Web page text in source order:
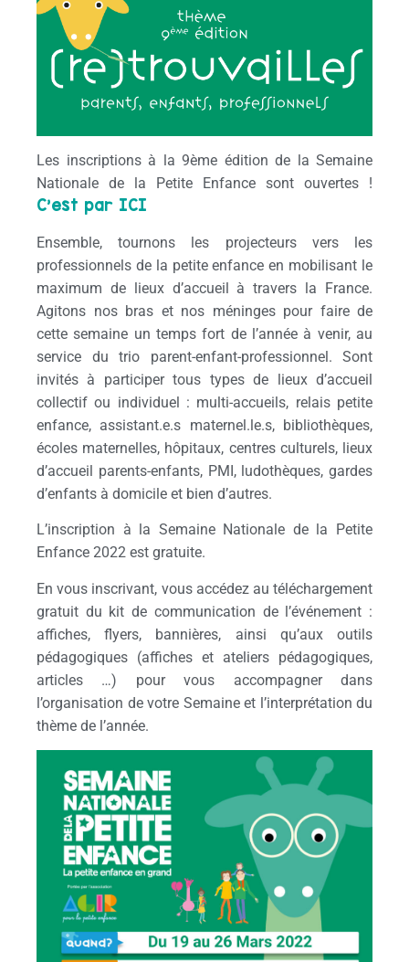
Les inscriptions à la 9ème édition de la Semaine
Nationale de la Petite Enfance sont ouvertes !
C’est par ICI
Ensemble, tournons les projecteurs vers les
professionnels de la petite enfance en mobilisant le
maximum de lieux d’accueil à travers la France.
Agitons nos bras et nos méninges pour faire de
cette semaine un temps fort de l’année à venir, au
service du trio parent-enfant-professionnel. Sont
invités à participer tous types de lieux d’accueil
collectif ou individuel : multi-accueils, relais petite
enfance, assistant.e.s maternel.le.s, bibliothèques,
écoles maternelles, hôpitaux, centres culturels, lieux
d’accueil parents-enfants, PMI, ludothèques, gardes
d’enfants à domicile et bien d’autres.
L’inscription à la Semaine Nationale de la Petite
Enfance 2022 est gratuite.
En vous inscrivant, vous accédez au téléchargement
gratuit du kit de communication de l’événement :
affiches, flyers, bannières, ainsi qu’aux outils
pédagogiques (affiches et ateliers pédagogiques,
articles …) pour vous accompagner dans
l’organisation de votre Semaine et l’interprétation du
thème de l’année.